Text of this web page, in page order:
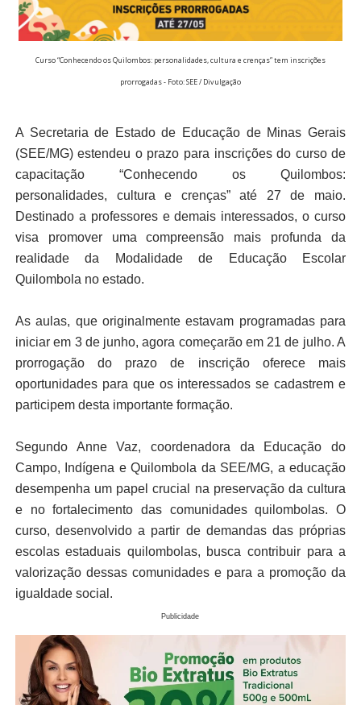
Curso “Conhecendo os Quilombos: personalidades, cultura e crenças” tem inscrições
prorrogadas - Foto: SEE / Divulgação
A Secretaria de Estado de Educação de Minas Gerais
(SEE/MG) estendeu o prazo para inscrições do curso de
capacitação “Conhecendo os Quilombos:
personalidades, cultura e crenças” até 27 de maio.
Destinado a professores e demais interessados, o curso
visa promover uma compreensão mais profunda da
realidade da Modalidade de Educação Escolar
Quilombola no estado.
As aulas, que originalmente estavam programadas para
iniciar em 3 de junho, agora começarão em 21 de julho. A
prorrogação do prazo de inscrição oferece mais
oportunidades para que os interessados se cadastrem e
participem desta importante formação.
Segundo Anne Vaz, coordenadora da Educação do
Campo, Indígena e Quilombola da SEE/MG, a educação
desempenha um papel crucial na preservação da cultura
e no fortalecimento das comunidades quilombolas. O
curso, desenvolvido a partir de demandas das próprias
escolas estaduais quilombolas, busca contribuir para a
valorização dessas comunidades e para a promoção da
igualdade social.
Publicidade